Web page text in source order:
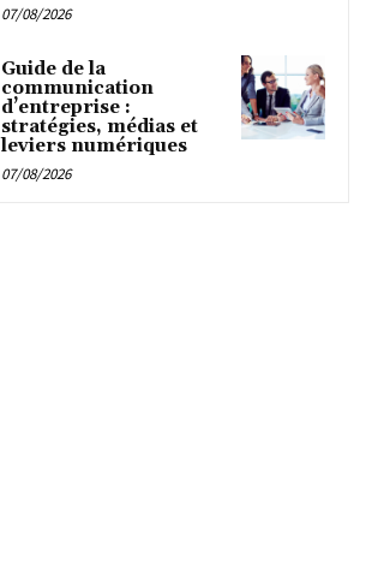
07/08/2026
Guide de la
communication
d’entreprise :
stratégies, médias et
leviers numériques
07/08/2026